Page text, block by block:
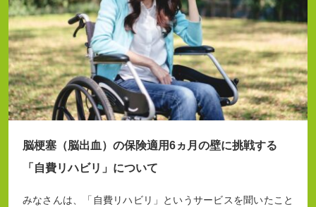
脳梗塞（脳出血）の保険適用6ヵ月の壁に挑戦する
「自費リハビリ」について
みなさんは、「自費リハビリ」というサービスを聞いたこと